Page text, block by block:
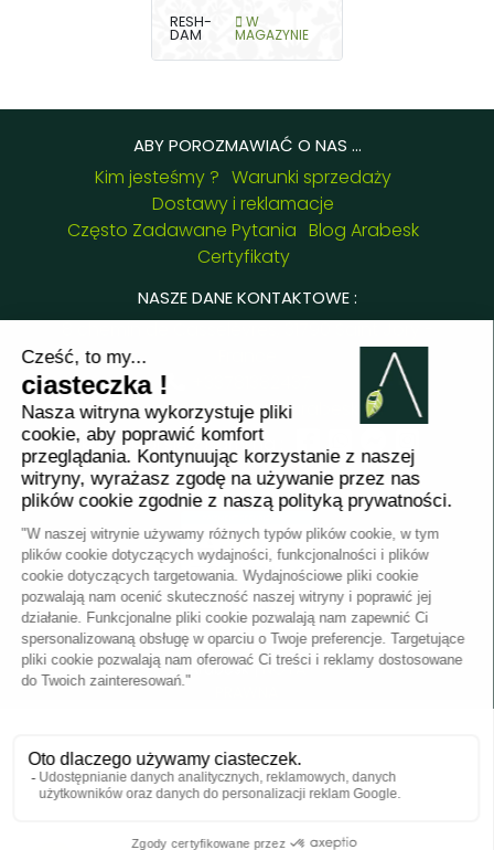
RESH-
DAM
W
MAGAZYNIE
ABY POROZMAWIAĆ O NAS ...
Kim jesteśmy ? Warunki sprzedaży
Dostawy i reklamacje
Często Zadawane Pytania Blog Arabesk
Certyfikaty
NASZE DANE KONTAKTOWE :
jessica.fernandes@arabesk.eu
Skontaktuj się z nami na :
FR GB ES IT DE PL PT
2012 - 2026 ©
Arabesk |NOTA